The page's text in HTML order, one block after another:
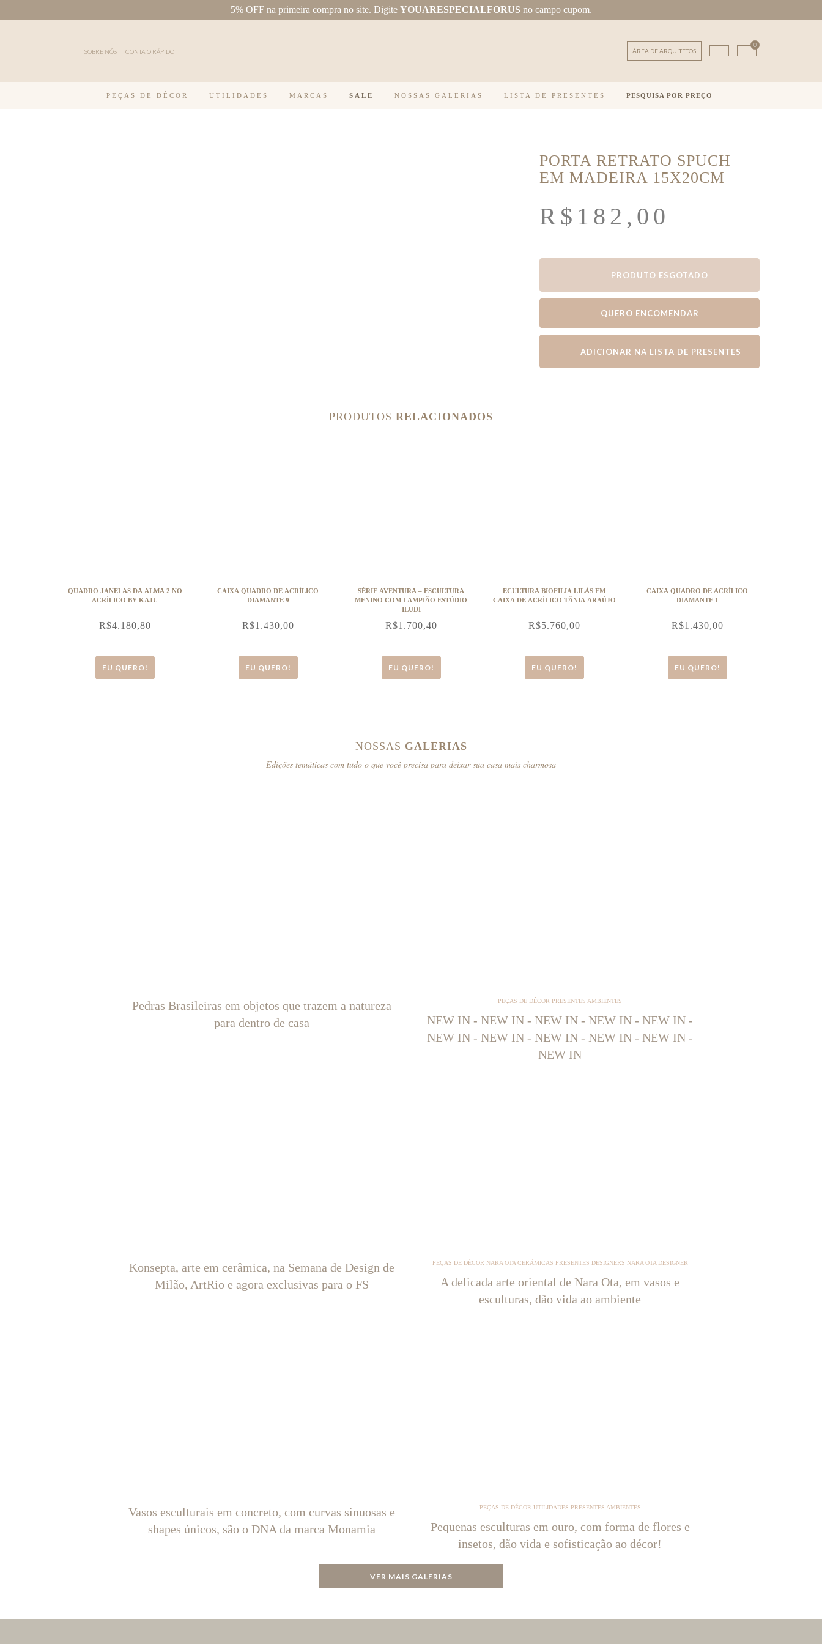
5% OFF na primeira compra no site. Digite YOUARESPECIALFORUS no campo cupom.
SOBRE NÓS CONTATO RÁPIDO ÁREA DE ARQUITETOS
0
PEÇAS DE DÉCOR UTILIDADES MARCAS SALE NOSSAS GALERIAS LISTA DE PRESENTES PESQUISA POR PREÇO
PORTA RETRATO SPUCH
EM MADEIRA 15X20CM
R$ 182,00
PRODUTO ESGOTADO
QUERO ENCOMENDAR
ADICIONAR NA LISTA DE PRESENTES
PRODUTOS RELACIONADOS
QUADRO JANELAS DA ALMA 2 NO
ACRÍLICO BY KAJU
R$4.180,80
EU QUERO!
CAIXA QUADRO DE ACRÍLICO
DIAMANTE 9
R$1.430,00
EU QUERO!
SÉRIE AVENTURA – ESCULTURA
MENINO COM LAMPIÃO ESTÚDIO
ILUDI
R$1.700,40
EU QUERO!
ECULTURA BIOFILIA LILÁS EM
CAIXA DE ACRÍLICO TÂNIA ARAÚJO
R$5.760,00
EU QUERO!
CAIXA QUADRO DE ACRÍLICO
DIAMANTE 1
R$1.430,00
EU QUERO!
NOSSAS GALERIAS
Edições temáticas com tudo o que você precisa para deixar sua casa mais charmosa
Pedras Brasileiras em objetos que trazem a natureza
para dentro de casa
PEÇAS DE DÉCOR PRESENTES AMBIENTES
NEW IN - NEW IN - NEW IN - NEW IN - NEW IN -
NEW IN - NEW IN - NEW IN - NEW IN - NEW IN -
NEW IN
Konsepta, arte em cerâmica, na Semana de Design de
Milão, ArtRio e agora exclusivas para o FS
PEÇAS DE DÉCOR NARA OTA CERÂMICAS PRESENTES DESIGNERS NARA OTA DESIGNER
A delicada arte oriental de Nara Ota, em vasos e
esculturas, dão vida ao ambiente
Vasos esculturais em concreto, com curvas sinuosas e
shapes únicos, são o DNA da marca Monamia
PEÇAS DE DÉCOR UTILIDADES PRESENTES AMBIENTES
Pequenas esculturas em ouro, com forma de flores e
insetos, dão vida e sofisticação ao décor!
VER MAIS GALERIAS